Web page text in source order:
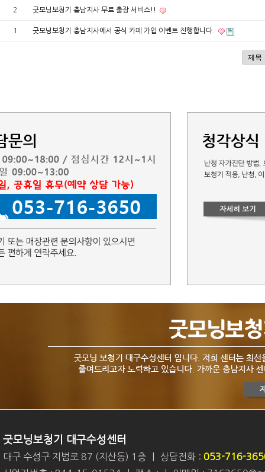
2 굿모닝보청기 충남지사 무료 출장 서비스!!
1 굿모닝보청기 충남지사에서 공식 카페 가입 이벤트 진행합니다.
굿모닝보청기 대구수성센터
대구 수성구 지범로 87 (지산동) 1층 상담전화 : 053-716-